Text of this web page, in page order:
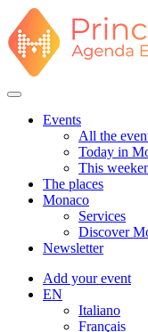
Events
All the
Today in
This
The places
Monaco
Services
Discover
Newsletter
Add your event
EN
Italiano
Français